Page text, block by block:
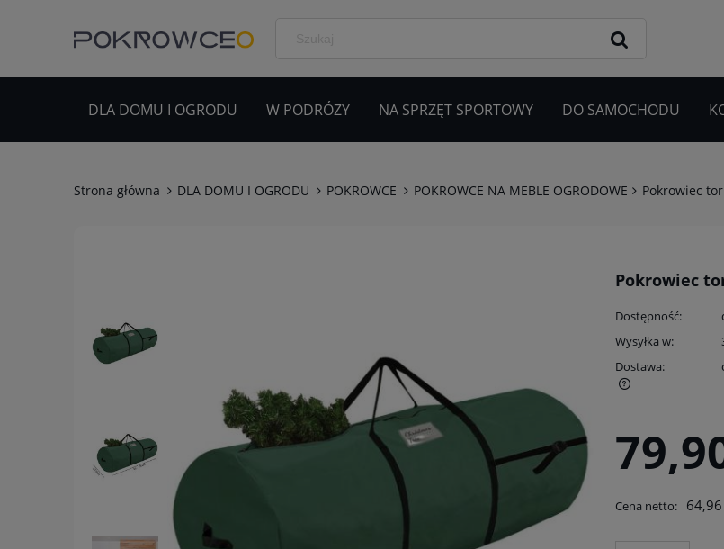
DLA DOMU I OGRODU W PODRÓZY NA SPRZĘT SPORTOWY DO SAMOCHODU
Strona główna DLA DOMU I OGRODU POKROWCE POKROWCE NA MEBLE OGRODOWE Pokrowiec
Pokrowiec
Dostępność:
Wysyłka w:
Dostawa:
Cena nie zawiera ewentualnych kosztów
płatności
Cena netto: 64,96